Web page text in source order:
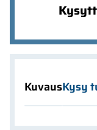
KuvausKysy